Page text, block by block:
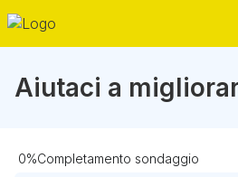
Aiutaci a
0%Completamento sondaggio